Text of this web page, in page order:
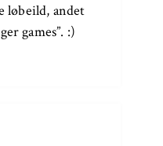
løbeild, andet
games”. :)